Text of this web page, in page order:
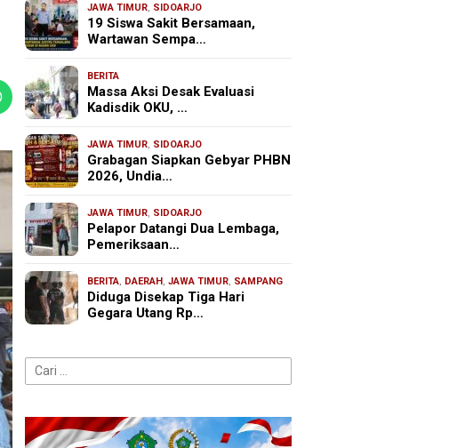
JAWA TIMUR, SIDOARJO
19 Siswa Sakit Bersamaan,
Wartawan Sempa…
BERITA
Massa Aksi Desak Evaluasi
Kadisdik OKU, …
JAWA TIMUR, SIDOARJO
Grabagan Siapkan Gebyar PHBN
2026, Undia…
JAWA TIMUR, SIDOARJO
Pelapor Datangi Dua Lembaga,
Pemeriksaan…
BERITA, DAERAH,JAWA TIMUR, SAMPANG
Diduga Disekap Tiga Hari
Gegara Utang Rp…
Cari
untuk: